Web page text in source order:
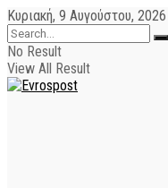
Κυριακή, 9 Αυγούστου, 2026
No Result
View All Result